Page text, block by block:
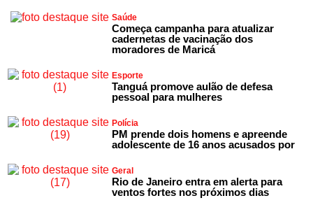
Saúde
Começa campanha para atualizar
cadernetas de vacinação dos
moradores de Maricá
Esporte
Tanguá promove aulão de defesa
pessoal para mulheres
Polícia
PM prende dois homens e apreende
adolescente de 16 anos acusados por
Geral
Rio de Janeiro entra em alerta para
ventos fortes nos próximos dias